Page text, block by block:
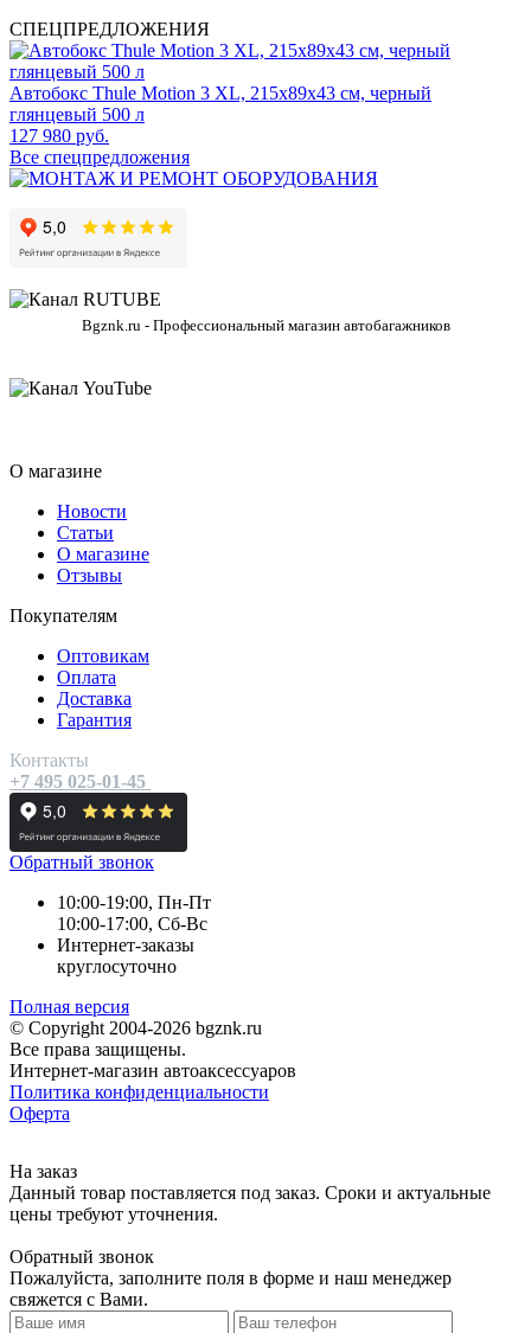
СПЕЦПРЕДЛОЖЕНИЯ
Автобокс Thule Motion 3 XL, 215x89x43 см, черный
глянцевый 500 л
127 980 руб.
Все спецпредложения
Bgznk.ru - Профессиональный магазин автобагажников
О магазине
Новости
Статьи
О магазине
Отзывы
Покупателям
Оптовикам
Оплата
Доставка
Гарантия
Контакты
+7 495 025-01-45
Обратный звонок
10:00-19:00, Пн-Пт
10:00-17:00, Сб-Вс
Интернет-заказы
круглосуточно
Полная версия
© Copyright 2004-2026 bgznk.ru
Все права защищены.
Интернет-магазин автоаксессуаров
Политика конфиденциальности
Оферта
На заказ
Данный товар поставляется под заказ. Сроки и актуальные
цены требуют уточнения.
Обратный звонок
Пожалуйста, заполните поля в форме и наш менеджер
свяжется с Вами.